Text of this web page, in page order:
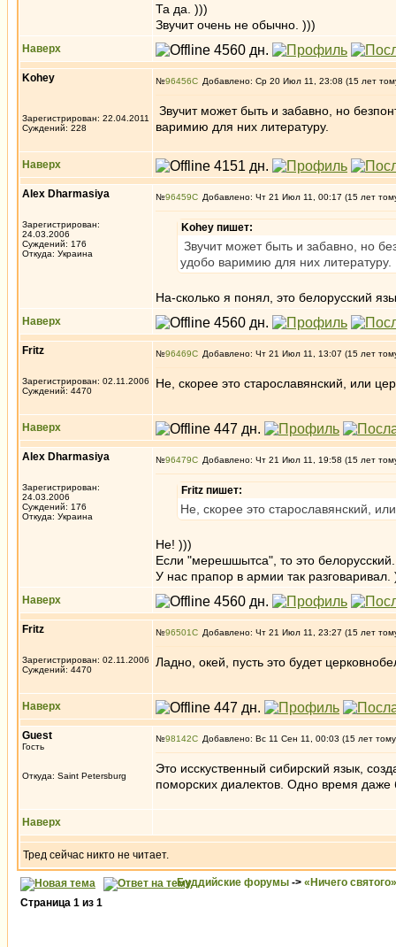
Та да. )))
Звучит очень не обычно. )))
Наверх
Kohey
Зарегистрирован: 22.04.2011
Суждений: 228
№96456 Добавлено: Ср 20 Июл 11, 23:08 (15 лет
Звучит может быть и забавно, но
варимию для них литературу.
Наверх
Alex Dharmasiya
Зарегистрирован:
24.03.2006
Суждений: 176
Откуда: Украина
№96459 Добавлено: Чт 21 Июл 11, 00:17 (15 лет
Kohey пишет:
Звучит может быть и забавно, но
удобо варимию для них литературу.
На-сколько я понял, это белорусский
Наверх
Fritz
Зарегистрирован: 02.11.2006
Суждений: 4470
№96469 Добавлено: Чт 21 Июл 11, 13:07 (15 лет
Не, скорее это старославянский, или
Наверх
Alex Dharmasiya
Зарегистрирован:
24.03.2006
Суждений: 176
Откуда: Украина
№96479 Добавлено: Чт 21 Июл 11, 19:58 (15 лет
Fritz пишет:
Не, скорее это старославянский,
Не! )))
Если "мерешшытса", то это белорусский.
У нас прапор в армии так разговаривал.
Наверх
Fritz
Зарегистрирован: 02.11.2006
Суждений: 4470
№96501 Добавлено: Чт 21 Июл 11, 23:27 (15 лет
Ладно, окей, пусть это будет
Наверх
Guest
Гость
Откуда: Saint Petersburg
№98142 Добавлено: Вс 11 Сен 11, 00:03 (15 лет
Это исскуственный сибирский язык,
поморских диалектов. Одно время
Наверх
Тред сейчас никто не читает.
Буддийские форумы -> «Ничего святого»
Страница 1 из 1